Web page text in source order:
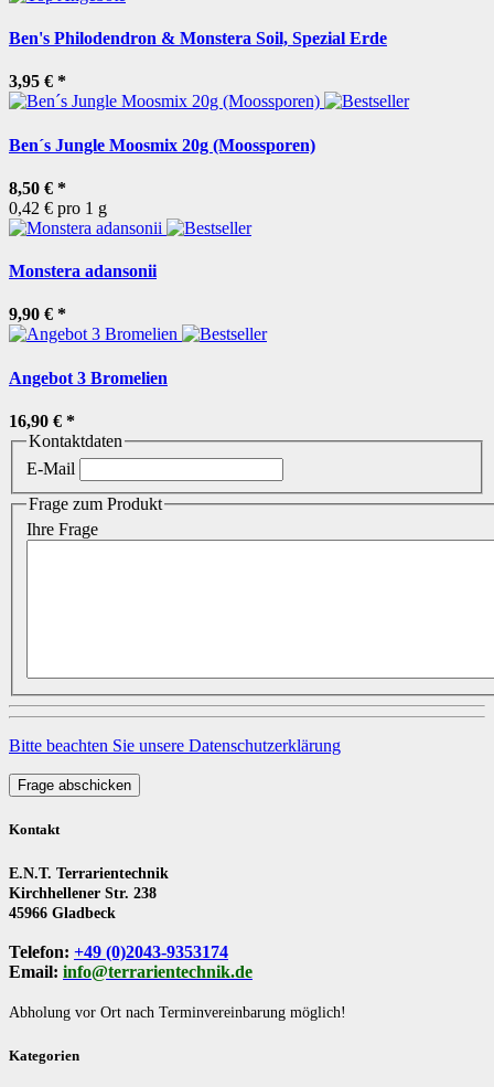
Ben's Philodendron & Monstera Soil, Spezial Erde
3,95 € *
Ben´s Jungle Moosmix 20g (Moossporen)
8,50 € *
0,42 € pro 1 g
Monstera adansonii
9,90 € *
Angebot 3 Bromelien
16,90 € *
Kontaktdaten
E-Mail
Frage zum Produkt
Ihre Frage
Bitte beachten Sie unsere Datenschutzerklärung
Frage abschicken
Kontakt
E.N.T. Terrarientechnik
Kirchhellener Str. 238
45966 Gladbeck
Telefon: +49 (0)2043-9353174
Email: info@terrarientechnik.de
Abholung vor Ort nach Terminvereinbarung möglich!
Kategorien